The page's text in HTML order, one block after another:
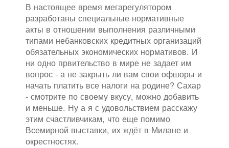
В настоящее время мегарегулятором
разработаны специальные нормативные
акты в отношении выполнения различными
типами небанковских кредитных организаций
обязательных экономических нормативов. И
ни одно првительство в мире не задает им
вопрос - а не закрыть ли вам свои офшоры и
начать платить все налоги на родине? Сахар
- смотрите по своему вкусу, можно добавить
и меньше. Ну а я с удовольствием расскажу
этим счастливчикам, что еще помимо
Всемирной выставки, их ждёт в Милане и
окрестностях.